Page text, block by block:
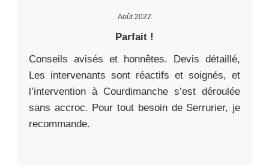
Août 2022
Parfait !
Conseils avisés et honnêtes. Devis détaillé,
Les intervenants sont réactifs et soignés, et
l’intervention à Courdimanche s’est déroulée
sans accroc. Pour tout besoin de Serrurier, je
recommande.